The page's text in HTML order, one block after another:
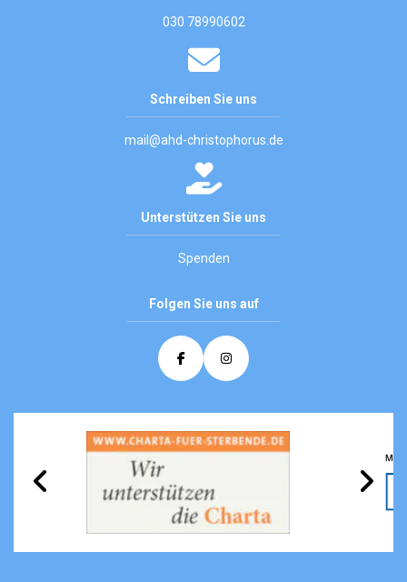
030 78990602
Schreiben Sie uns
mail@ahd-christophorus.de
Unterstützen Sie uns
Spenden
Folgen Sie uns auf